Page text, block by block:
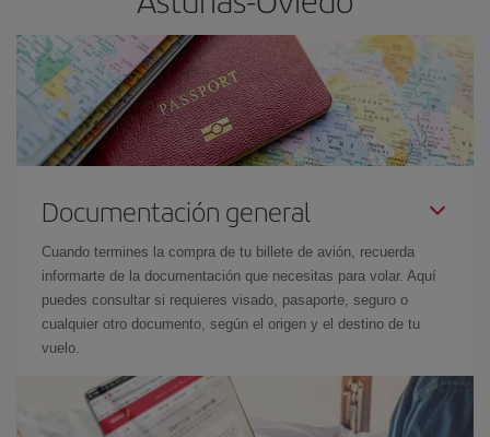
Documentación general
Cuando termines la compra de tu billete de avión, recuerda
informarte de la documentación que necesitas para volar. Aquí
puedes consultar si requieres visado, pasaporte, seguro o
cualquier otro documento, según el origen y el destino de tu
vuelo.